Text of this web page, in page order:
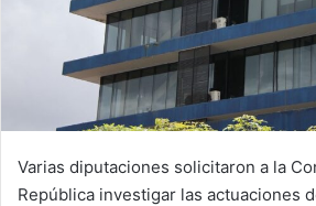
Varias diputaciones solicitaron a la
República investigar las actuaciones